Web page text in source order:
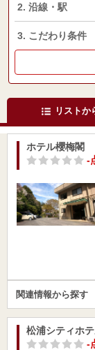
2. 沿線・駅
3. こだわり条件
リストか
ホテル櫻梅閣
-
関連情報から探す
松浦シティホ
-